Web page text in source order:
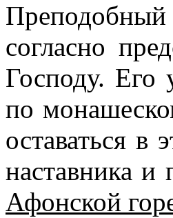
согласно
Господу. Его
по
оставаться в
наставника
Афонской